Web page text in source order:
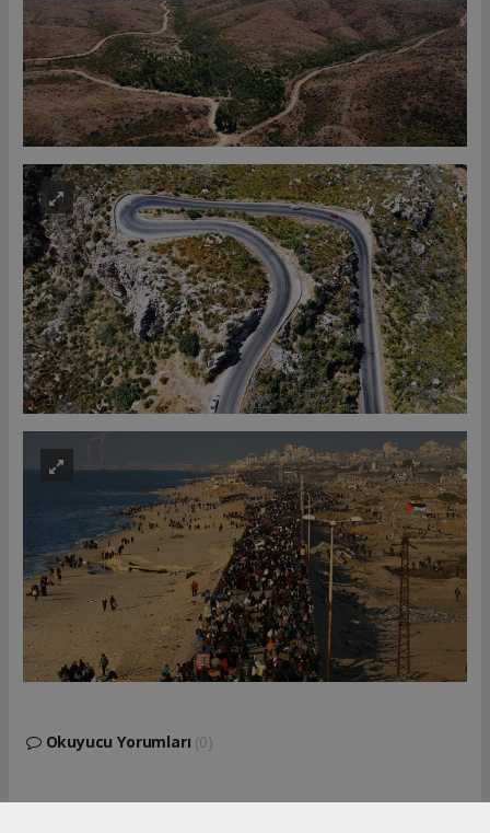
Okuyucu Yorumları (0)